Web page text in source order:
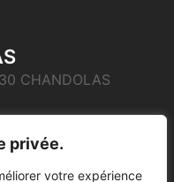
privée.
votre expérience
CHANDOLAS